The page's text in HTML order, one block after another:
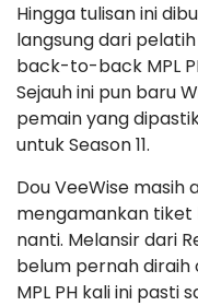
Hingga tulisan ini
langsung dari
back-to-back MPL
Sejauh ini pun baru
pemain yang
untuk Season 11.
Dou VeeWise
mengamankan tiket
nanti. Melansir dari
belum pernah diraih
MPL PH kali ini pasti